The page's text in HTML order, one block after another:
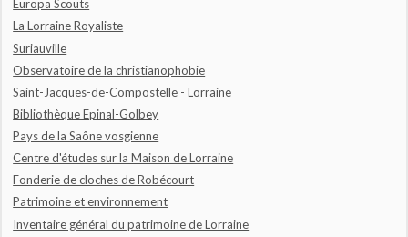
Europa Scouts
La Lorraine Royaliste
Suriauville
Observatoire de la christianophobie
Saint-Jacques-de-Compostelle - Lorraine
Bibliothèque Epinal-Golbey
Pays de la Saône vosgienne
Centre d'études sur la Maison de Lorraine
Fonderie de cloches de Robécourt
Patrimoine et environnement
Inventaire général du patrimoine de Lorraine